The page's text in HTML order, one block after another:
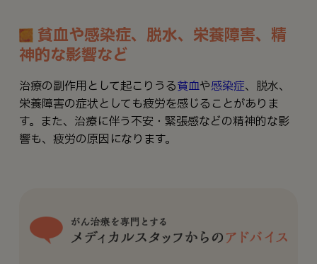
貧血や感染症、脱水、栄養障害、精
神的な影響など
治療の副作用として起こりうる貧血や感染症、脱水、
栄養障害の症状としても疲労を感じることがありま
す。また、治療に伴う不安・緊張感などの精神的な影
響も、疲労の原因になります。